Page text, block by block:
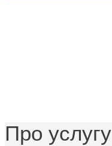
Про услугу